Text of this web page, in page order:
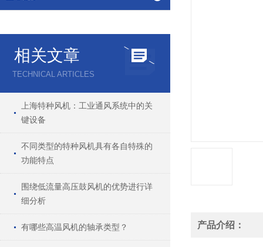
相关文章
TECHNICAL ARTICLES
上海特种风机：工业通风系统中的关
键设备
不同类型的特种风机具有各自特殊的
功能特点
围绕低流量高压鼓风机的优势进行详
细分析
有哪些高温风机的轴承类型？ 产品介绍：